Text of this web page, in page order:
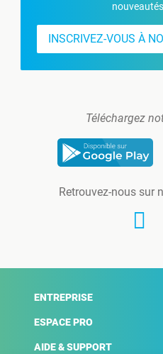
INSCRIVEZ-VOUS À
Téléchargez
Retrouvez-nous sur
ENTREPRISE
ESPACE PRO
AIDE & SUPPORT